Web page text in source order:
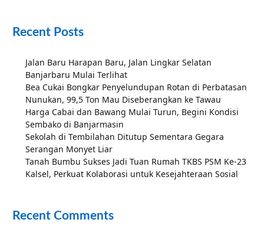
Recent Posts
Jalan Baru Harapan Baru, Jalan Lingkar Selatan
Banjarbaru Mulai Terlihat
Bea Cukai Bongkar Penyelundupan Rotan di Perbatasan
Nunukan, 99,5 Ton Mau Diseberangkan ke Tawau
Harga Cabai dan Bawang Mulai Turun, Begini Kondisi
Sembako di Banjarmasin
Sekolah di Tembilahan Ditutup Sementara Gegara
Serangan Monyet Liar
Tanah Bumbu Sukses Jadi Tuan Rumah TKBS PSM Ke-23
Kalsel, Perkuat Kolaborasi untuk Kesejahteraan Sosial
Recent Comments